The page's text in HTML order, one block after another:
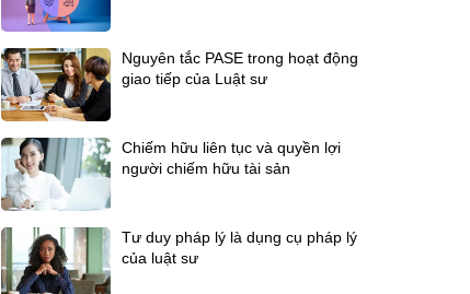
Nguyên tắc PASE trong hoạt động
giao tiếp của Luật sư
Chiếm hữu liên tục và quyền lợi
người chiếm hữu tài sản
Tư duy pháp lý là dụng cụ pháp lý
của luật sư